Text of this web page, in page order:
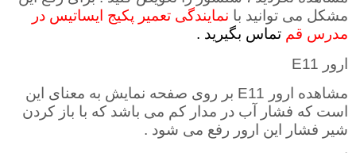
مشکل می توانید با نمایندگی تعمیر پکیج ایساتیس در
مدرس قم تماس بگیرید .
ارور E11
مشاهده ارور E11 بر روی صفحه نمایش به معنای این
است که فشار آب در مدار کم می باشد که با باز کردن
شیر فشار این ارور رفع می شود .